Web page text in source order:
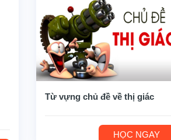
Từ vựng chủ đề về thị giác
HỌC NGAY